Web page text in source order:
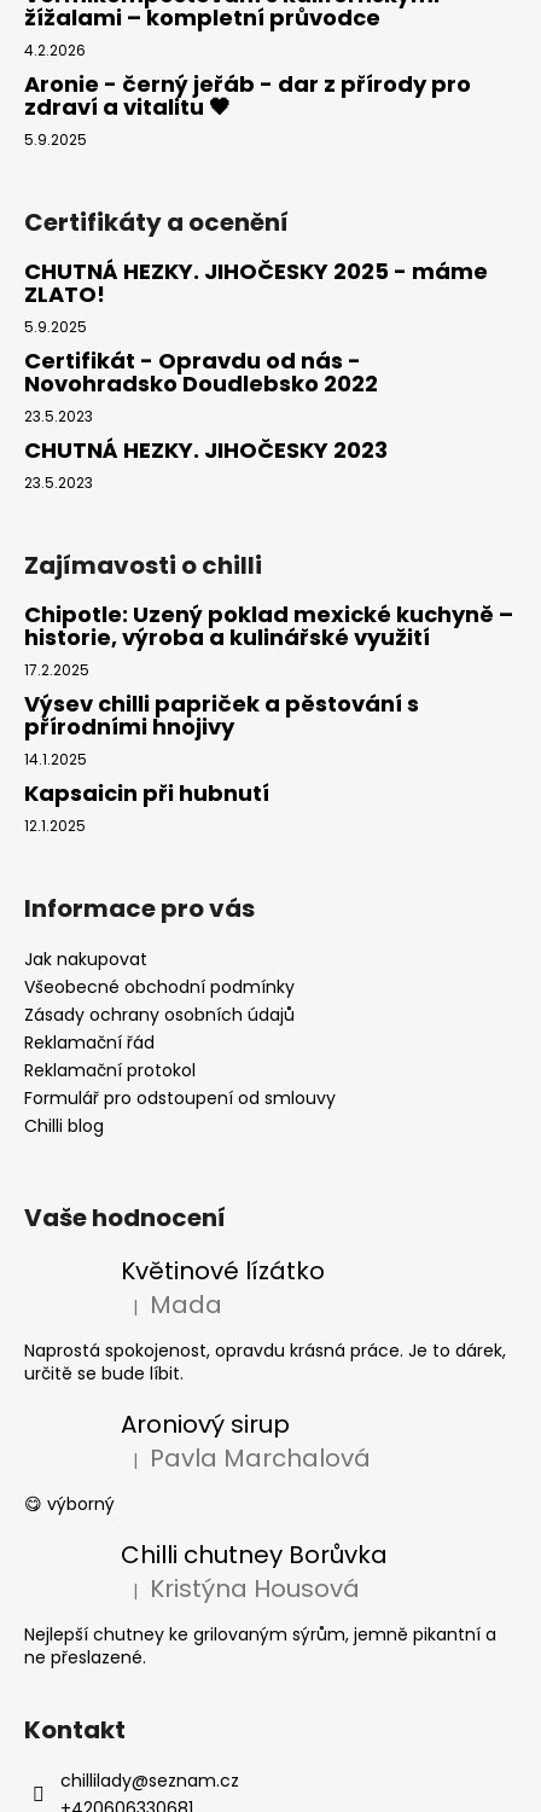
žížalami – kompletní průvodce
4.2.2026
Aronie - černý jeřáb - dar z přírody pro
zdraví a vitalitu 🖤
5.9.2025
Certifikáty a ocenění
CHUTNÁ HEZKY. JIHOČESKY 2025 - máme
ZLATO!
5.9.2025
Certifikát - Opravdu od nás -
Novohradsko Doudlebsko 2022
23.5.2023
CHUTNÁ HEZKY. JIHOČESKY 2023
23.5.2023
Zajímavosti o chilli
Chipotle: Uzený poklad mexické kuchyně –
historie, výroba a kulinářské využití
17.2.2025
Výsev chilli papriček a pěstování s
přírodními hnojivy
14.1.2025
Kapsaicin při hubnutí
12.1.2025
Informace pro vás
Jak nakupovat
Všeobecné obchodní podmínky
Zásady ochrany osobních údajů
Reklamační řád
Reklamační protokol
Formulář pro odstoupení od smlouvy
Chilli blog
Vaše hodnocení
Květinové lízátko
Hodnocení produktu je 5 z 5 hvězdiček.
| Mada
Naprostá spokojenost, opravdu krásná práce. Je to dárek,
určitě se bude líbit.
Aroniový sirup
Hodnocení produktu je 5 z 5 hvězdiček.
| Pavla Marchalová
😋 výborný
Chilli chutney Borůvka
Hodnocení produktu je 5 z 5 hvězdiček.
| Kristýna Housová
Nejlepší chutney ke grilovaným sýrům, jemně pikantní a
ne přeslazené.
Kontakt
chillilady@seznam.cz